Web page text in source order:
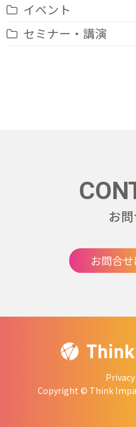
イベント
セミナー・講演
お
お問合
Copyright © Think